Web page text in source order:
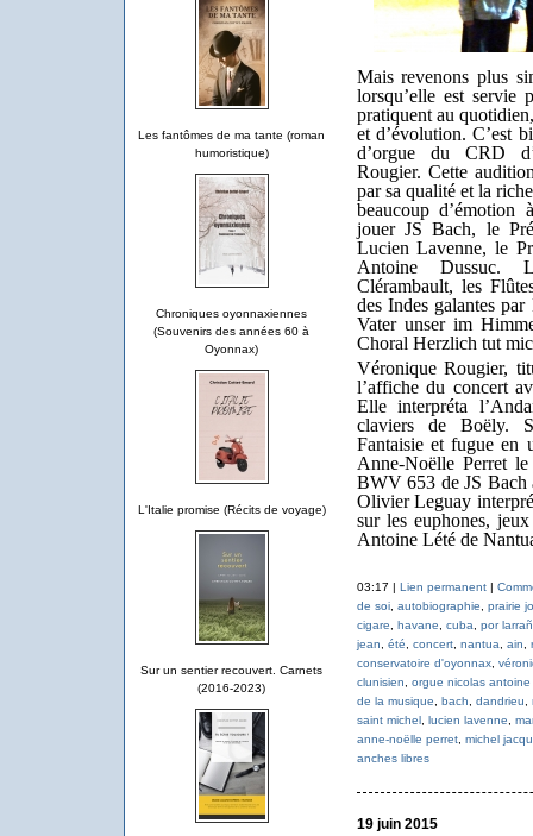
Les fantômes de ma tante (roman
humoristique)
Chroniques oyonnaxiennes
(Souvenirs des années 60 à
Oyonnax)
L'Italie promise (Récits de voyage)
Sur un sentier recouvert. Carnets
(2016-2023)
Mais revenons plus
lorsqu’elle est servie
pratiquent au
et d’évolution. C’est
d’orgue du CRD
Rougier. Cette
par sa qualité et la
beaucoup d’émotion
jouer JS Bach, le
Lucien Lavenne, le
Antoine Dussuc.
Clérambault, les
des Indes galantes
Vater unser im
Choral Herzlich tut
Véronique Rougier,
l’affiche du concert
Elle interpréta
claviers de Boëly.
Fantaisie et fugue
Anne-Noëlle Perret
BWV 653 de JS Bach
Olivier Leguay
sur les euphones,
Antoine Lété de
03:17 | Lien permanent|
de soi, autobiographie
prairie
cigare
havane cuba
por
jean
été concert, nantua ain
conservatoire d'oyonnax,
clunisien
orgue nicolas antoine
de la musique
bach dandrieu
saint michel, lucien lavenne
anne-noëlle perret, michel
anches libres
19 juin 2015